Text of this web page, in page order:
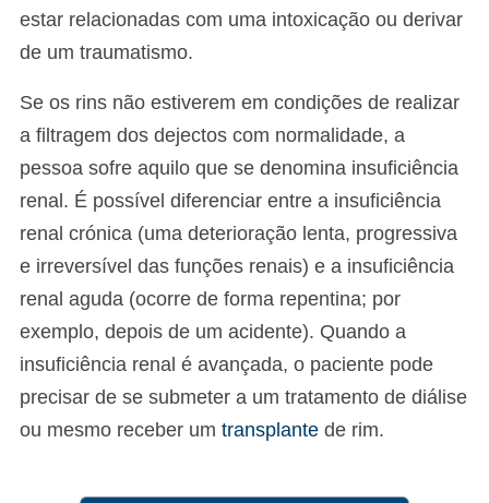
estar relacionadas com uma intoxicação ou derivar
de um traumatismo.
Se os rins não estiverem em condições de realizar
a filtragem dos dejectos com normalidade, a
pessoa sofre aquilo que se denomina insuficiência
renal. É possível diferenciar entre a insuficiência
renal crónica (uma deterioração lenta, progressiva
e irreversível das funções renais) e a insuficiência
renal aguda (ocorre de forma repentina; por
exemplo, depois de um acidente). Quando a
insuficiência renal é avançada, o paciente pode
precisar de se submeter a um tratamento de diálise
ou mesmo receber um transplante de rim.